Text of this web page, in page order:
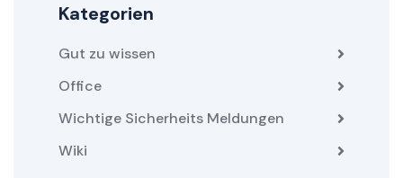
Kategorien
Gut zu wissen
Office
Wichtige Sicherheits Meldungen
Wiki